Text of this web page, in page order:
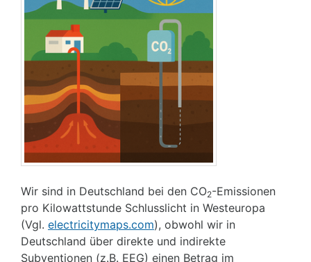
Wir sind in Deutschland bei den CO2-Emissionen
pro Kilowattstunde Schlusslicht in Westeuropa
(Vgl. electricitymaps.com), obwohl wir in
Deutschland über direkte und indirekte
Subventionen (z.B. EEG) einen Betrag im